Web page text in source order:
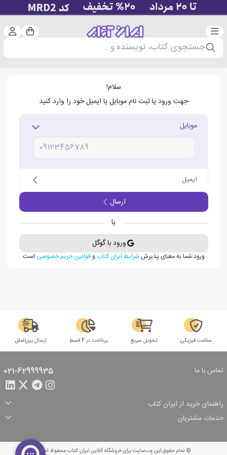
دسته‌بندی سبد
جستجوی کتاب، نویسنده و...
سلام!
جهت ورود یا ثبت نام موبایل یا ایمیل خود را وارد کنید
موبایل
ایمیل
ارسال
یا
ورود با گوگل
ورود شما به معنای پذیرش شرایط ایران کتاب وقوانین حریم خصوصی است
سلامت فیزیکی تحویل سریع پرداخت در 4 قسط ارسال بین‌الملل
تماس با ما 021-62999935
راهنمای خرید از ایران کتاب
ثبت سفارش
شرایط ارسال سفارش
شیوه پرداخت
تخفیف‌های خرید
خدمات مشتریان
© تمام حقوق این وب‌سایت برای فروشگاه آنلاین ایران کتاب محفوظ است.